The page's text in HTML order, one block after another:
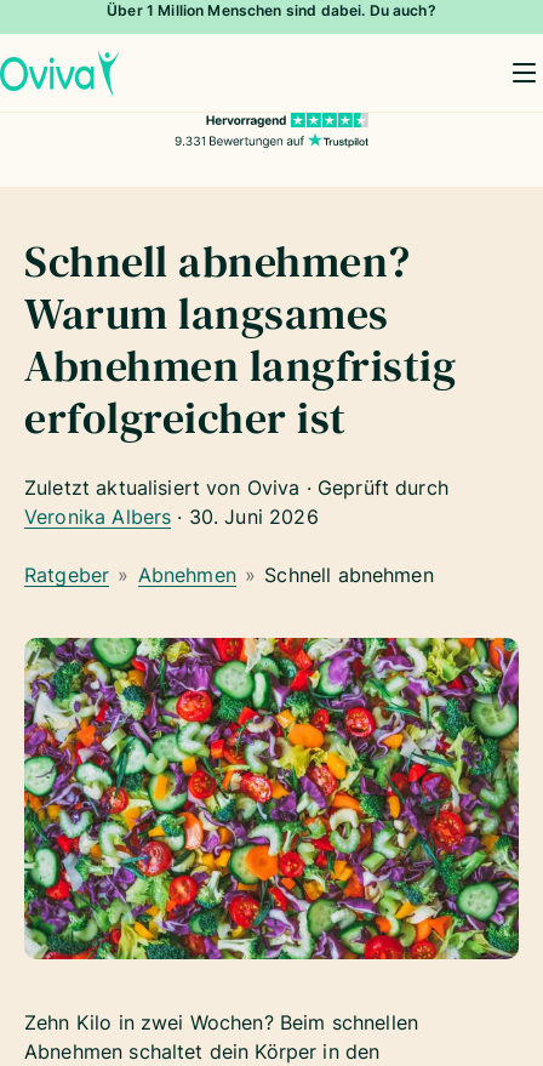
Über 1 Million Menschen sind dabei. Du auch?
Schnell abnehmen?
Warum langsames
Abnehmen langfristig
erfolgreicher ist
Zuletzt aktualisiert von Oviva · Geprüft durch
Veronika Albers · 30. Juni 2026
Ratgeber » Abnehmen » Schnell abnehmen
Zehn Kilo in zwei Wochen? Beim schnellen
Abnehmen schaltet dein Körper in den